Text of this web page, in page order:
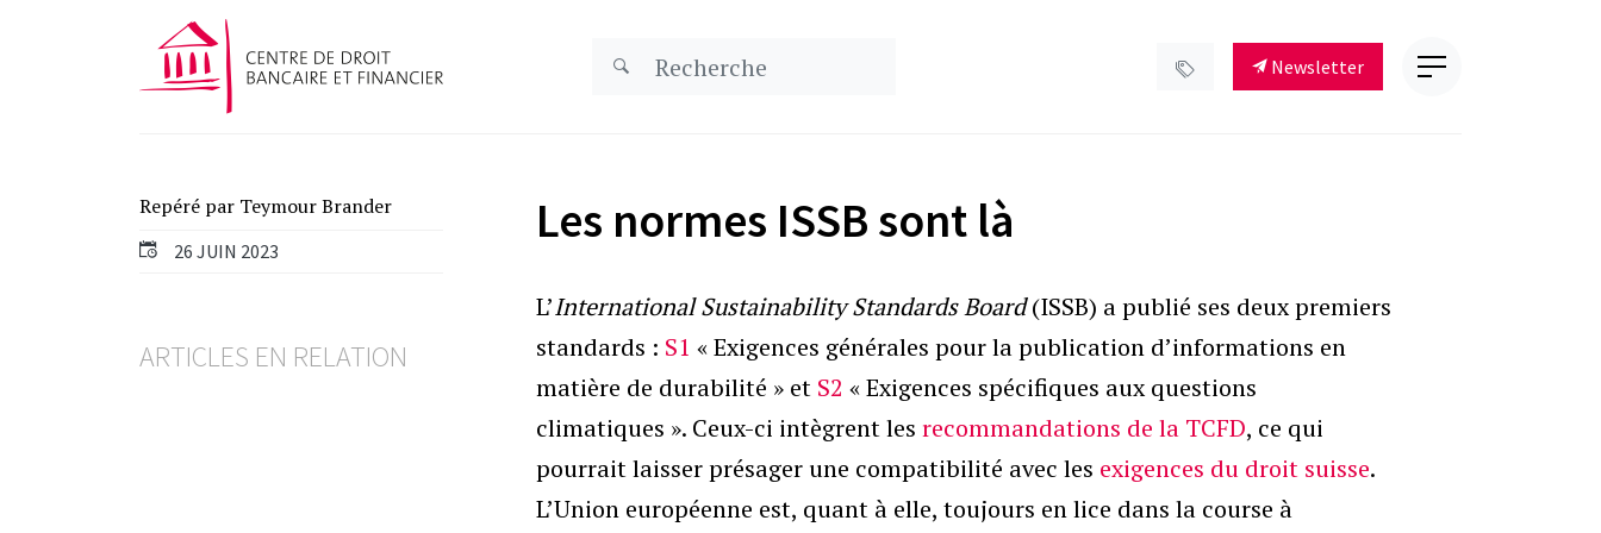
Newsletter
Repéré par Teymour Brander
26 JUIN 2023
ARTICLES EN RELATION
Les normes ISSB sont là
L’International Sustainability Standards Board(ISSB) a publié ses deux premiers
standards : S1 « Exigences générales pour la publication d’informations en
matière de durabilité » et S2 « Exigences spécifiques aux questions
climatiques ». Ceux-ci intègrent les recommandations de la TCFD, ce qui
pourrait laisser présager une compatibilité avec les exigences du droit suisse.
L’Union européenne est, quant à elle, toujours en lice dans la course à